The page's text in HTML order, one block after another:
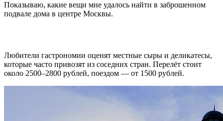
Показываю, какие вещи мне удалось найти в заброшенном
подвале дома в центре Москвы.
Любители гастрономии оценят местные сыры и деликатесы,
которые часто привозят из соседних стран. Перелёт стоит
около 2500–2800 рублей, поездом — от 1500 рублей.